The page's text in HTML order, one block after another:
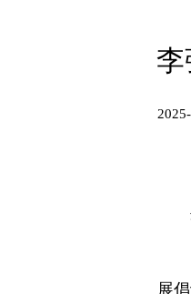
展